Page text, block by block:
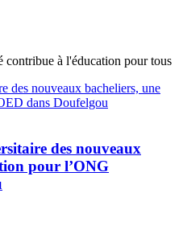
à l'éducation pour tous
des nouveaux
pour l’ONG